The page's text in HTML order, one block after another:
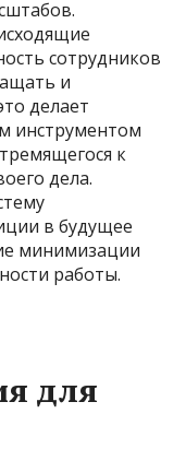
сотрудников
и
делает
инструментом
к
дела.
в будущее
минимизации
работы.
для